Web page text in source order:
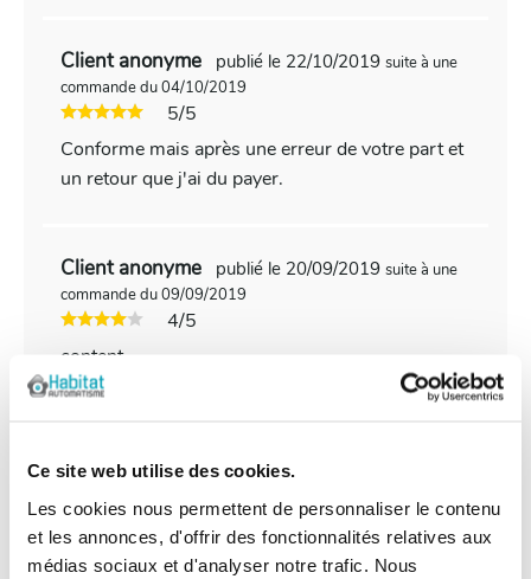
Ce site web utilise des cookies.
Les cookies nous permettent de personnaliser le contenu
et les annonces, d'offrir des fonctionnalités relatives aux
médias sociaux et d'analyser notre trafic. Nous
Client anonyme publié le 22/10/2019 suite à une
commande du 04/10/2019
5/5
Conforme mais après une erreur de votre part et
un retour que j'ai du payer.
Client anonyme publié le 20/09/2019 suite à une
commande du 09/09/2019
4/5
content
commande du 13/06/2019
la photo est celle de l'ancienne génération OXI.
Le sav m'a confirmé que cette nouvelle version